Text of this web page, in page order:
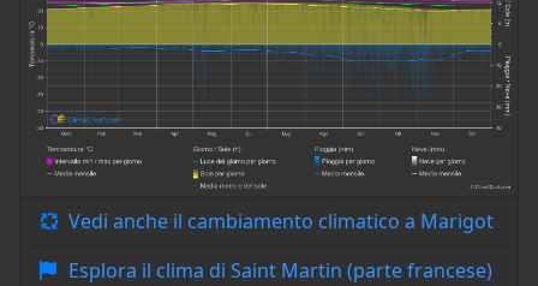
Vedi anche il cambiamento climatico a Marigot
Esplora il clima di Saint Martin (parte francese)